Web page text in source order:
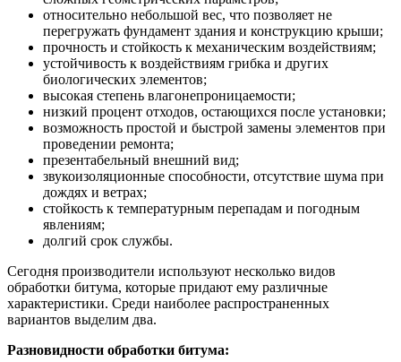
относительно небольшой вес, что позволяет не
перегружать фундамент здания и конструкцию крыши;
прочность и стойкость к механическим воздействиям;
устойчивость к воздействиям грибка и других
биологических элементов;
высокая степень влагонепроницаемости;
низкий процент отходов, остающихся после установки;
возможность простой и быстрой замены элементов при
проведении ремонта;
презентабельный внешний вид;
звукоизоляционные способности, отсутствие шума при
дождях и ветрах;
стойкость к температурным перепадам и погодным
явлениям;
долгий срок службы.
Сегодня производители используют несколько видов
обработки битума, которые придают ему различные
характеристики. Среди наиболее распространенных
вариантов выделим два.
Разновидности обработки битума: